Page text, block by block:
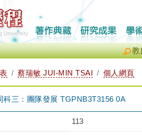
教
蔡瑞敏 JUI-MIN TSAI 個人網頁
科三：團隊發展 TGPNB3T3156 0A
113